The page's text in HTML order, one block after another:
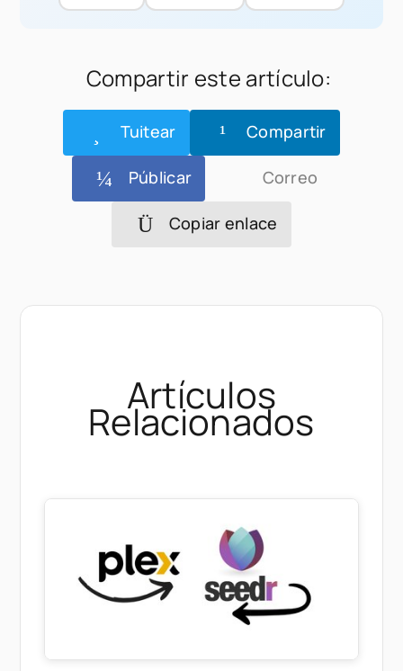
Compartir este artículo:
Tuitear Compartir
Públicar Correo
Copiar enlace
Artículos
Relacionados